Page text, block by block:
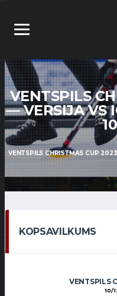
VENTSPILS
— VERSIJA VS
VENTSPILS CHRISTMAS CUP
KOPSAVILKUMS
VENTSPILS
10/